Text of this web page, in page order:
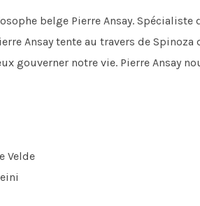
belge Pierre Ansay.
Ansay tente au travers de
gouverner notre vie. Pierre Ansay
Velde